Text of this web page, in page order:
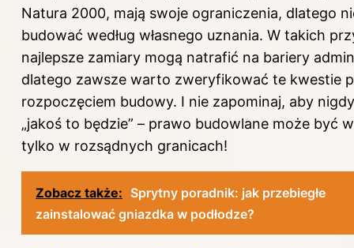
Natura 2000, mają swoje ograniczenia, dlatego
budować według własnego uznania. W takich
najlepsze zamiary mogą natrafić na bariery
dlatego zawsze warto zweryfikować te kwestie
rozpoczęciem budowy. I nie zapominaj, aby
„jakoś to będzie” – prawo budowlane może być
tylko w rozsądnych granicach!
Zobacz także: Sprytny poradnik: jak przebiegłe
zainstalować gniazdka w podłodze?